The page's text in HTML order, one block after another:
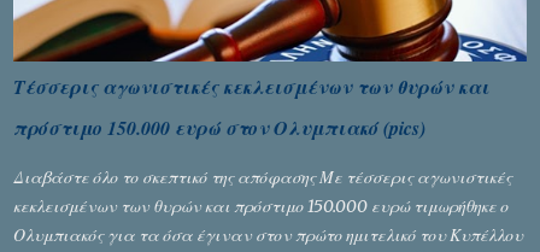
Τέσσερις αγωνιστικές κεκλεισμένων των θυρών και
πρόστιμο 150.000 ευρώ στον Ολυμπιακό (pics)
Διαβάστε όλο το σκεπτικό της απόφασης Με τέσσερις αγωνιστικές
κεκλεισμένων των θυρών και πρόστιμο 150.000 ευρώ τιμωρήθηκε ο
Ολυμπιακός για τα όσα έγιναν στον πρώτο ημιτελικό του Κυπέλλου